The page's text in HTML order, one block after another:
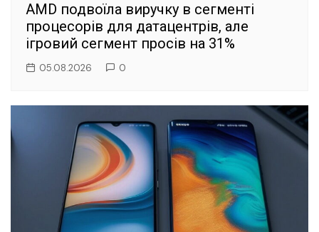
AMD подвоїла виручку в сегменті
процесорів для датацентрів, але
ігровий сегмент просів на 31%
05.08.2026 0